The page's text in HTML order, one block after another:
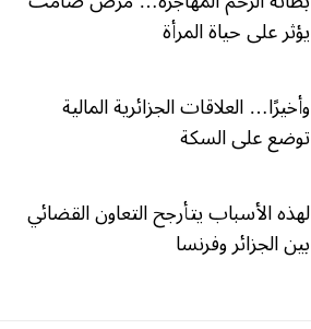
يؤثر على حياة المرأة
وأخيرًا… العلاقات الجزائرية المالية
توضع على السكة
لهذه الأسباب يتأرجح التعاون القضائي
بين الجزائر وفرنسا